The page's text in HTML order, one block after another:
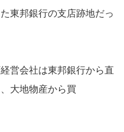
東邦銀行の支店跡地だっ
営会社は東邦銀行から直
大地物産から買